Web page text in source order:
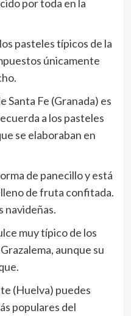
por toda en la
pasteles típicos de la
únicamente
Santa Fe (Granada) es
a los pasteles
se elaboraban en
de panecillo y está
de fruta confitada.
navideñas.
muy típico de los
aunque su
(Huelva) puedes
populares del